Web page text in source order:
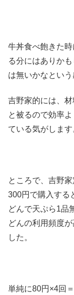
牛丼食べ飽きた
る分にはありか
は無いかなという
吉野家的には、
と被るので効率
ている気がします
ところで、吉野
300円で購入する
どんで天ぷら1品
どんの利用頻度
した。
単純に80円×4回